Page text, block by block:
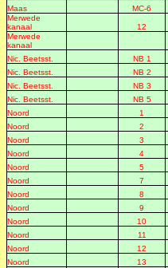
Maas
MC-6
Merwede
kanaal
12
Merwede
kanaal
Nic. Beetsst.
NB 1
Nic. Beetsst.
NB 2
Nic. Beetsst.
NB 3
Nic. Beetsst.
NB 5
Noord
1
Noord
2
Noord
3
Noord
4
Noord
5
Noord
7
Noord
8
Noord
9
Noord
10
Noord
11
Noord
12
Noord
13